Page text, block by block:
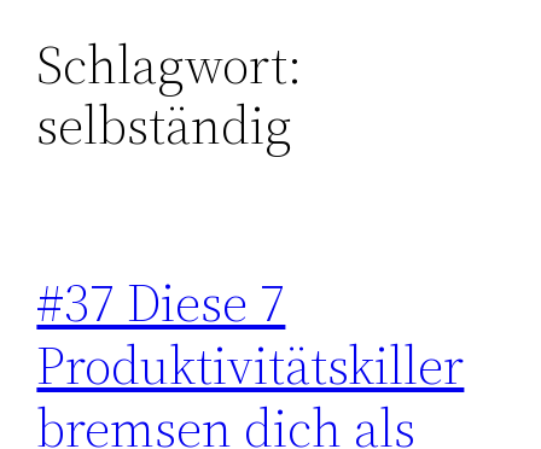
Zum
Inhalt
springen
Schlagwort:
selbständig
#37 Diese 7
Produktivitätskiller
bremsen dich als